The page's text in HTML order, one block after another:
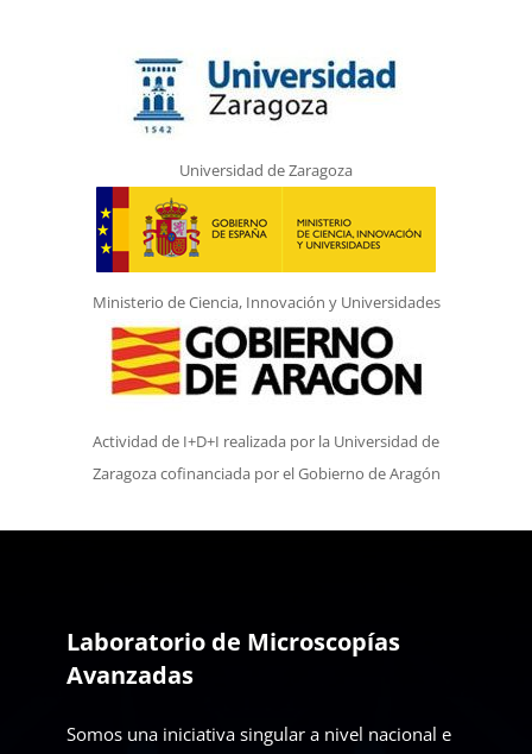
Universidad de Zaragoza
Ministerio de Ciencia, Innovación y Universidades
Actividad de I+D+I realizada por la Universidad de
Zaragoza cofinanciada por el Gobierno de Aragón
Laboratorio de Microscopías
Avanzadas
Somos una iniciativa singular a nivel nacional e